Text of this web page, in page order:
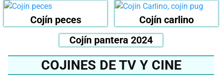
Cojín peces
Cojín carlino
Cojín pantera 2024
COJINES DE TV Y CINE